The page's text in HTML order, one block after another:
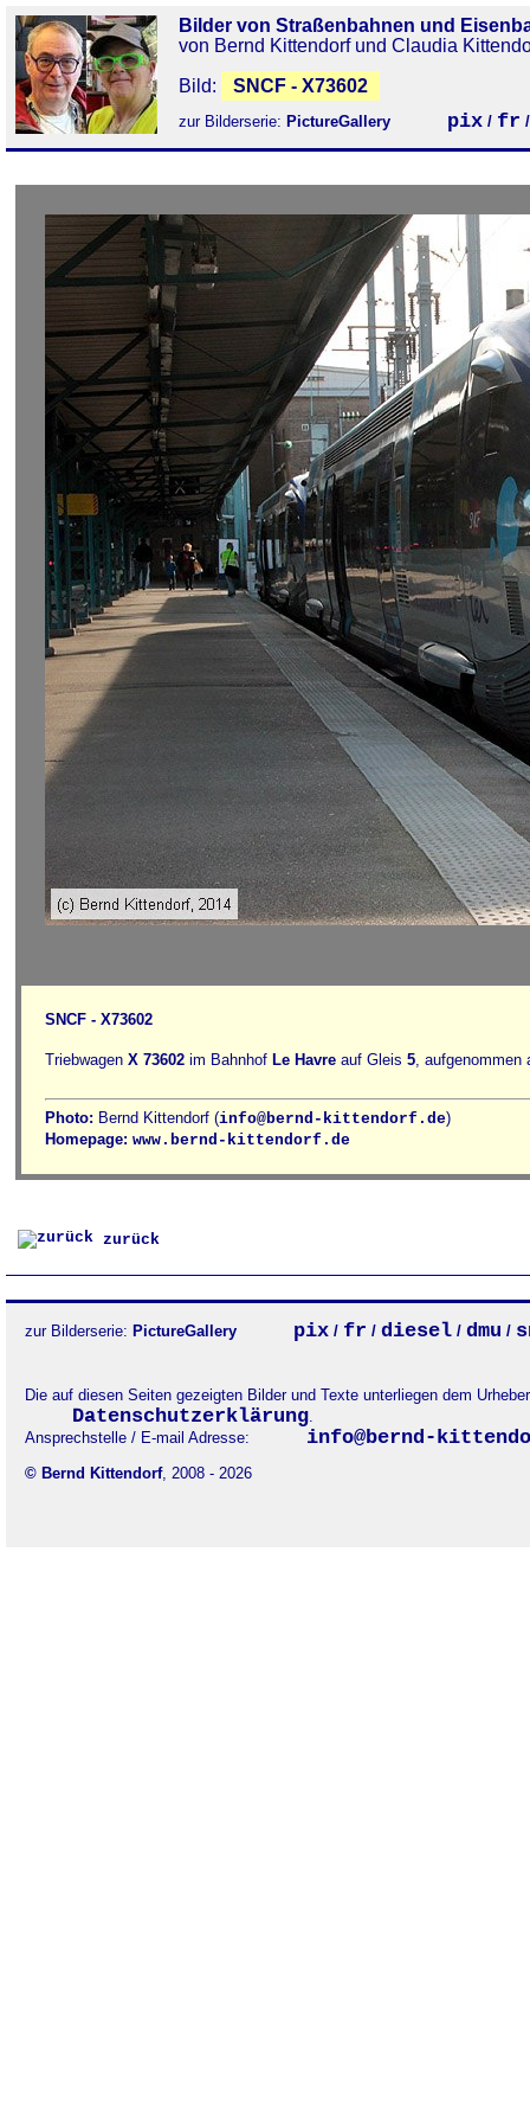
Bilder von Straßenbahnen und
von Bernd Kittendorf und Claudia
Bild:
SNCF - X73602
zur Bilderserie: PictureGallery pix / fr
SNCF - X73602
Triebwagen X 73602 im Bahnhof Le Havre auf Gleis 5, aufgenommen
Photo: Bernd Kittendorf (info@bernd-kittendorf.de)
Homepage: www.bernd-kittendorf.de
zurück
zur Bilderserie: PictureGallery pix / fr / diesel / dmu /
Die auf diesen Seiten gezeigten Bilder und Texte unterliegen dem
Datenschutzerklärung.
Ansprechstelle / E-mail Adresse:
info@bernd-
© Bernd Kittendorf, 2008 - 2026